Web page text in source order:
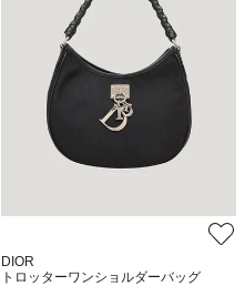
DIOR
トロッターワンショルダーバッグ